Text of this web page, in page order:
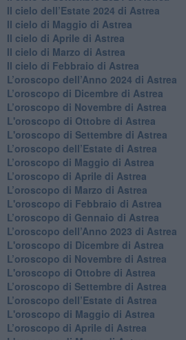
Il cielo dell’Estate 2024 di Astrea
Il cielo di Maggio di Astrea
Il cielo di Aprile di Astrea
​Il cielo di Marzo di Astrea
​Il cielo di Febbraio di Astrea
​L’oroscopo dell’Anno 2024 di Astrea
​L’oroscopo di Dicembre di Astrea
​L’oroscopo di Novembre di Astrea
L'oroscopo di Ottobre di Astrea
L'oroscopo di Settembre di Astrea
L’oroscopo dell’Estate di Astrea
​L’oroscopo di Maggio di Astrea
​L’oroscopo di Aprile di Astrea
L’oroscopo di Marzo di Astrea
L'oroscopo di Febbraio di Astrea
​L’oroscopo di Gennaio di Astrea
​L’oroscopo dell’Anno 2023 di Astrea
L'oroscopo di Dicembre di Astrea
L’oroscopo di Novembre di Astrea
L'oroscopo di Ottobre di Astrea
​L’oroscopo di Settembre di Astrea
​L’oroscopo dell’Estate di Astrea
L'oroscopo di Maggio di Astrea
​L’oroscopo di Aprile di Astrea